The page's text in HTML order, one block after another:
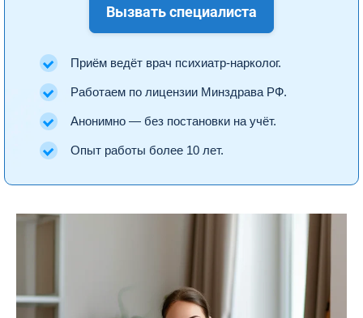
Вызвать специалиста
Приём ведёт врач психиатр-нарколог.
Работаем по лицензии Минздрава РФ.
Анонимно — без постановки на учёт.
Опыт работы более 10 лет.